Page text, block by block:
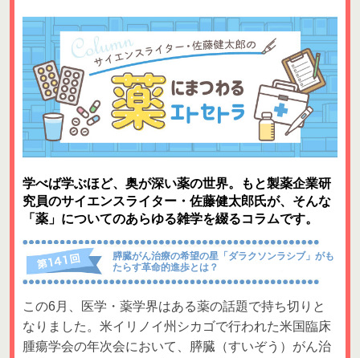
学べば学ぶほど、奥が深い薬の世界。もと製薬企業研
究員のサイエンスライター・佐藤健太郎氏が、そんな
「薬」についてのあらゆる雑学を綴るコラムです。
膵臓がん治療の希望の星「ダラクソンラシブ」がも
たらす革命的進歩とは？
この6月、医学・薬学界はある薬の話題で持ち切りと
なりました。米イリノイ州シカゴで行われた米国臨床
腫瘍学会の年次会において、膵臓（すいぞう）がん治